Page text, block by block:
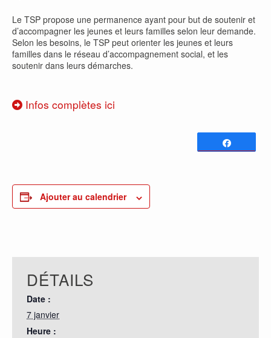
Le TSP propose une permanence ayant pour but de soutenir et
d’accompagner les jeunes et leurs familles selon leur demande.
Selon les besoins, le TSP peut orienter les jeunes et leurs
familles dans le réseau d’accompagnement social, et les
soutenir dans leurs démarches.
Infos complètes ici
Ajouter au calendrier
DÉTAILS
Date :
7 janvier
Heure :